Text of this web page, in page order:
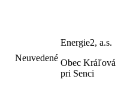
Neuvedené
Energie2, a.s.
Obec Kráľová
pri Senci